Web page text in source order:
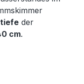
der
cm.